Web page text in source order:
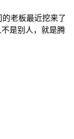
老板最近挖来了
是别人，就是腾